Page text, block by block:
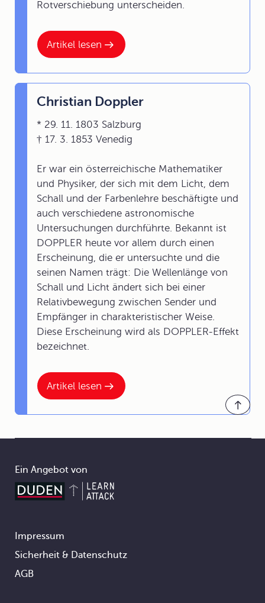
Artikel lesen
Rotverschiebung unterscheiden.
Artikel lesen
Christian Doppler
* 29. 11. 1803 Salzburg
† 17. 3. 1853 Venedig
Er war ein österreichische Mathematiker
und Physiker, der sich mit dem Licht, dem
Schall und der Farbenlehre beschäftigte und
auch verschiedene astronomische
Untersuchungen durchführte. Bekannt ist
DOPPLER heute vor allem durch einen
Erscheinung, die er untersuchte und die
seinen Namen trägt: Die Wellenlänge von
Schall und Licht ändert sich bei einer
Relativbewegung zwischen Sender und
Empfänger in charakteristischer Weise.
Diese Erscheinung wird als DOPPLER-Effekt
bezeichnet.
Ein Angebot von
Footer
Impressum
Sicherheit & Datenschutz
AGB